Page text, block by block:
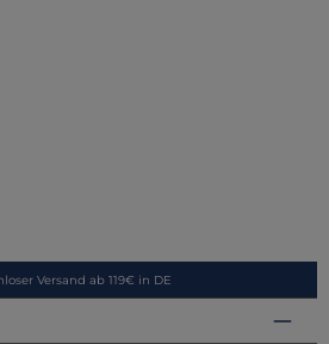
Versand ab 119€ in DE